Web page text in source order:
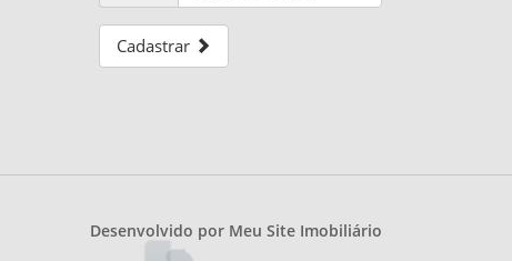
Cadastrar
Desenvolvido por Meu Site Imobiliário